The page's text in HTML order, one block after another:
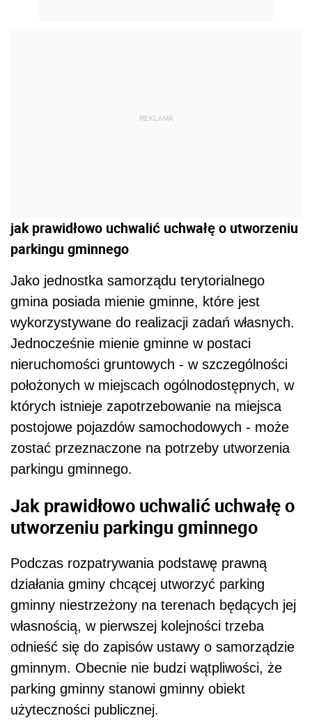
REKLAMA
jak prawidłowo uchwalić uchwałę o utworzeniu
parkingu gminnego
Jako jednostka samorządu terytorialnego
gmina posiada mienie gminne, które jest
wykorzystywane do realizacji zadań własnych.
Jednocześnie mienie gminne w postaci
nieruchomości gruntowych - w szczególności
położonych w miejscach ogólnodostępnych, w
których istnieje zapotrzebowanie na miejsca
postojowe pojazdów samochodowych - może
zostać przeznaczone na potrzeby utworzenia
parkingu gminnego.
Jak prawidłowo uchwalić uchwałę o
utworzeniu parkingu gminnego
Podczas rozpatrywania podstawę prawną
działania gminy chcącej utworzyć parking
gminny niestrzeżony na terenach będących jej
własnością, w pierwszej kolejności trzeba
odnieść się do zapisów ustawy o samorządzie
gminnym. Obecnie nie budzi wątpliwości, że
parking gminny stanowi gminny obiekt
użyteczności publicznej.